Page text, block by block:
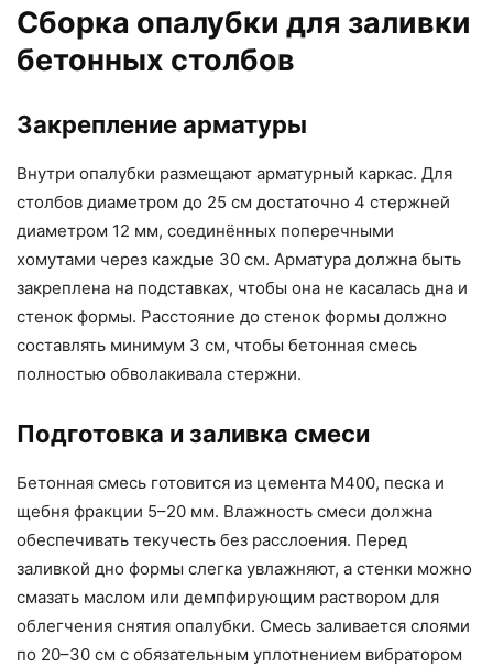
Сборка опалубки для заливки
бетонных столбов
Закрепление арматуры
Внутри опалубки размещают арматурный каркас. Для
столбов диаметром до 25 см достаточно 4 стержней
диаметром 12 мм, соединённых поперечными
хомутами через каждые 30 см. Арматура должна быть
закреплена на подставках, чтобы она не касалась дна и
стенок формы. Расстояние до стенок формы должно
составлять минимум 3 см, чтобы бетонная смесь
полностью обволакивала стержни.
Подготовка и заливка смеси
Бетонная смесь готовится из цемента М400, песка и
щебня фракции 5–20 мм. Влажность смеси должна
обеспечивать текучесть без расслоения. Перед
заливкой дно формы слегка увлажняют, а стенки можно
смазать маслом или демпфирующим раствором для
облегчения снятия опалубки. Смесь заливается слоями
по 20–30 см с обязательным уплотнением вибратором